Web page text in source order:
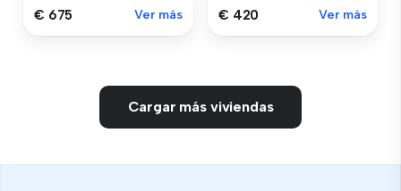
€ 675 Ver más € 420 Ver más
Cargar más viviendas